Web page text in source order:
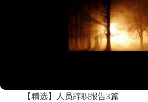
【精选】人员辞职报告3篇